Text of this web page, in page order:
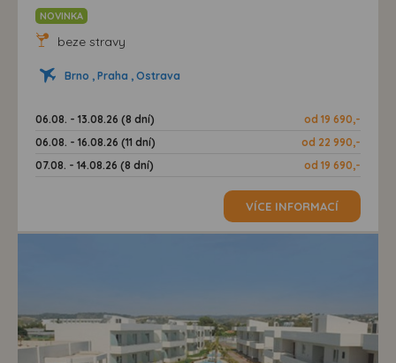
NOVINKA
beze stravy
Brno , Praha , Ostrava
06.08. - 13.08.26 (8 dní)
od 19 690,-
06.08. - 16.08.26 (11 dní)
od 22 990,-
07.08. - 14.08.26 (8 dní)
od 19 690,-
VÍCE INFORMACÍ